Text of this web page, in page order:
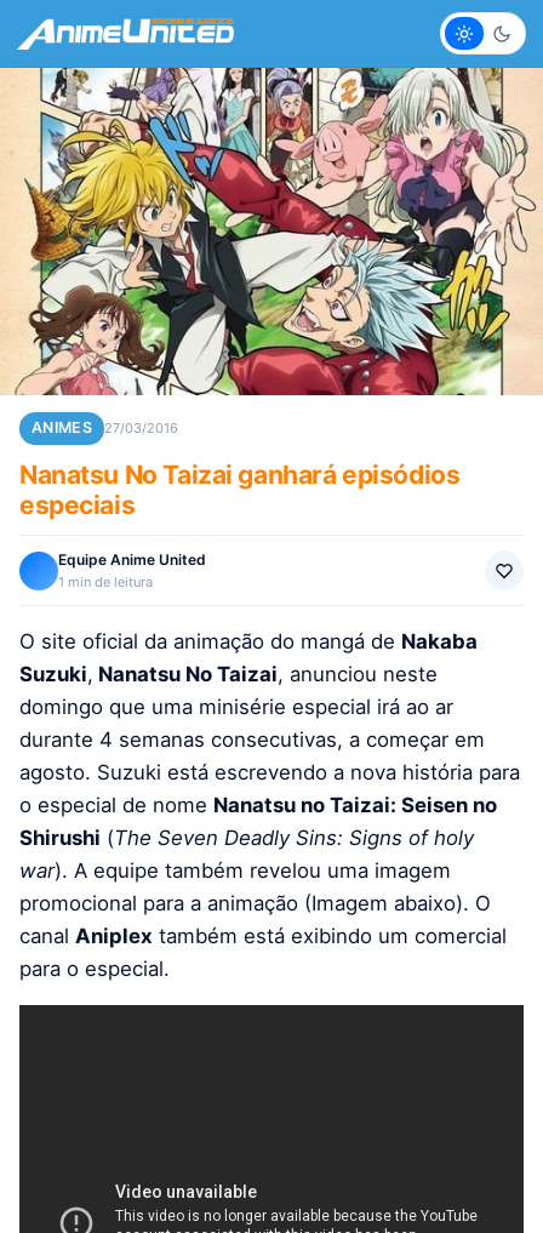
Claro
ANIMES 27/03/2016
Nanatsu No Taizai ganhará episódios
especiais
Equipe Anime United
1 min de leitura
O site oficial da animação do mangá de Nakaba
Suzuki, Nanatsu No Taizai, anunciou neste
domingo que uma minisérie especial irá ao ar
durante 4 semanas consecutivas, a começar em
agosto. Suzuki está escrevendo a nova história para
o especial de nome Nanatsu no Taizai: Seisen no
Shirushi (The Seven Deadly Sins: Signs of holy
war). A equipe também revelou uma imagem
promocional para a animação (Imagem abaixo). O
canal Aniplex também está exibindo um comercial
para o especial.